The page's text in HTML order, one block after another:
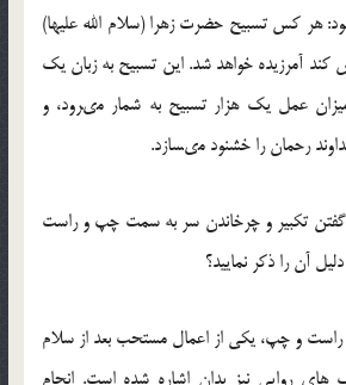
هر کس تسبیح حضرت زهرا (سلام الله علیها)
آمرزیده خواهد شد. این تسبیح به زبان یک
عمل یک هزار تسبیح به شمار مى‏رود، و
رحمان را خشنود مى‏سازد.
گفتن تکبیر و چرخاندن سر به سمت چپ و راست
آن را ذکر نمایید؟
و چپ، یکی از اعمال مستحب بعد از سلام